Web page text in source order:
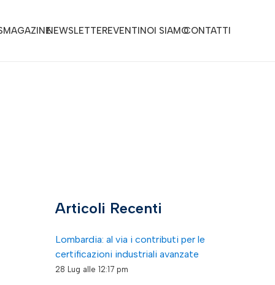
MAGAZINENEWSLETTEREVENTINOI SIAMOCONTATTI
Articoli Recenti
Lombardia: al via i contributi per le
certificazioni industriali avanzate
28 Lug alle 12:17 pm